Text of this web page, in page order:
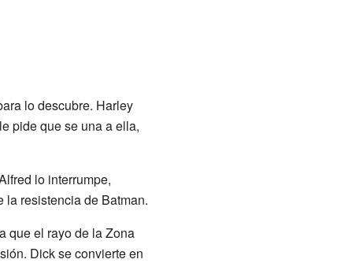
lo descubre. Harley
pide que se una a ella,
lo interrumpe,
la resistencia de Batman.
que el rayo de la Zona
Dick se convierte en